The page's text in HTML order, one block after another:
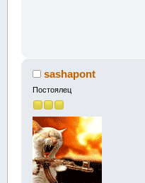
sashapont
Постоялец